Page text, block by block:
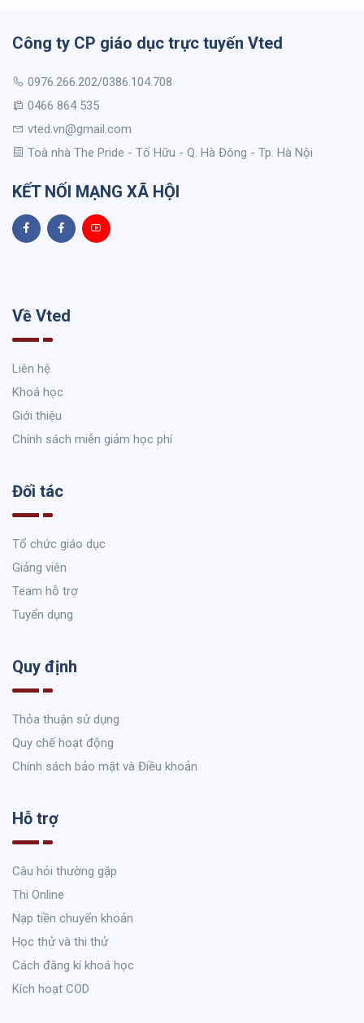
Công ty CP giáo dục trực tuyến Vted
0976.266.202/0386.104.708
0466 864 535
vted.vn@gmail.com
Toà nhà The Pride - Tố Hữu - Q. Hà Đông - Tp. Hà Nội
KẾT NỐI MẠNG XÃ HỘI
Về Vted
Liên hệ
Khoá học
Giới thiệu
Chính sách miễn giảm học phí
Đối tác
Tổ chức giáo dục
Giảng viên
Team hỗ trợ
Tuyển dụng
Quy định
Thỏa thuận sử dụng
Quy chế hoạt động
Chính sách bảo mật và Điều khoản
Hỗ trợ
Câu hỏi thường gặp
Thi Online
Nạp tiền chuyển khoản
Học thử và thi thử
Cách đăng kí khoá học
Kích hoạt COD